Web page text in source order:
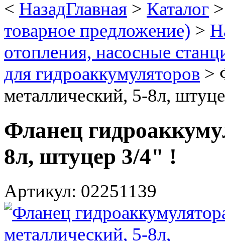
< НазадГлавная > Каталог
товарное предложение) >
отопления, насосные
для гидроаккумуляторов >
металлический, 5-8л,
Фланец
8л, штуцер 3/4" !
Артикул: 02251139